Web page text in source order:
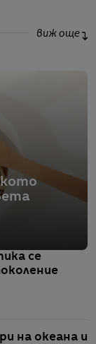
виж още
се
на океана и